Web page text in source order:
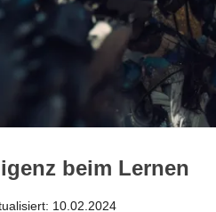
beim Lernen
10.02.2024